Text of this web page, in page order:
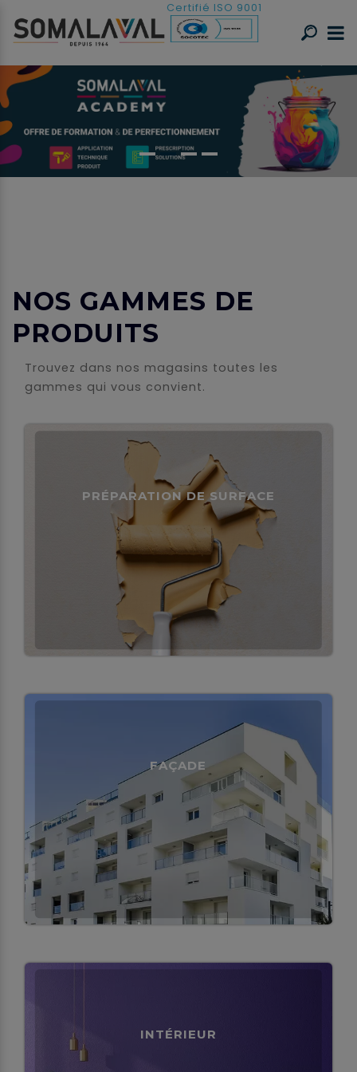
Certifié ISO 9001
NOS GAMMES DE
PRODUITS
Trouvez dans nos magasins toutes les
gammes qui vous convient.
PRÉPARATION DE SURFACE
FAÇADE
INTÉRIEUR